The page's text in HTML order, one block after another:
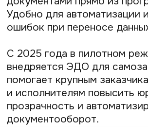
платформа для записи и управления
бизнесом в сфере красоты и здоровья.
Есть бесплатный тариф и каталог